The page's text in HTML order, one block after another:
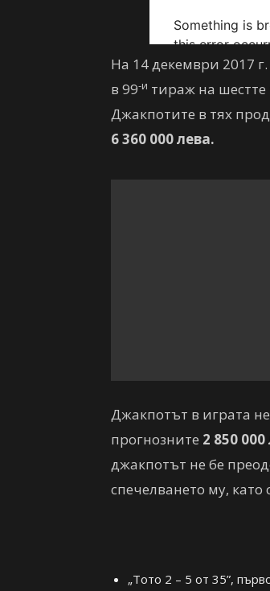
На 14 декември 2017
в 99-и тираж на шестте
Джакпотите в тях
6 360 000лева.
Джакпотът в играта
прогнозните 2 850 000
джакпотът не бе
спечелването му, като
„Тото 2 – 5 от 35”,